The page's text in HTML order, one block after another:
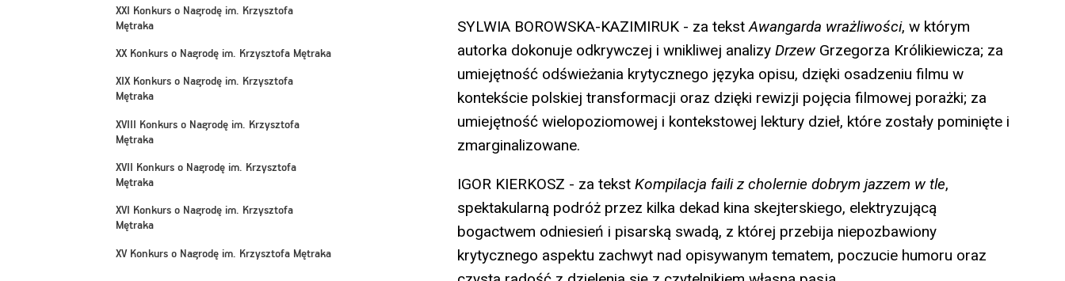
XXI Konkurs o Nagrodę im. Krzysztofa
Mętraka
XX Konkurs o Nagrodę im. Krzysztofa Mętraka
XIX Konkurs o Nagrodę im. Krzysztofa
Mętraka
XVIII Konkurs o Nagrodę im. Krzysztofa
Mętraka
XVII Konkurs o Nagrodę im. Krzysztofa
Mętraka
XVI Konkurs o Nagrodę im. Krzysztofa
Mętraka
XV Konkurs o Nagrodę im. Krzysztofa Mętraka
SYLWIA BOROWSKA-KAZIMIRUK - za tekstAwangarda wrażliwości, w którym
autorka dokonuje odkrywczej i wnikliwej analizy DrzewGrzegorza Królikiewicza; za
umiejętność odświeżania krytycznego języka opisu, dzięki osadzeniu filmu w
kontekście polskiej transformacji oraz dzięki rewizji pojęcia filmowej porażki; za
umiejętność wielopoziomowej i kontekstowej lektury dzieł, które zostały pominięte i
zmarginalizowane.
IGOR KIERKOSZ - za tekst Kompilacja faili z cholernie dobrym jazzem w tle,
spektakularną podróż przez kilka dekad kina skejterskiego, elektryzującą
bogactwem odniesień i pisarską swadą, z której przebija niepozbawiony
krytycznego aspektu zachwyt nad opisywanym tematem, poczucie humoru oraz